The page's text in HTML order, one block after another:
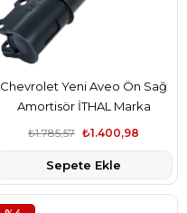
Chevrolet Yeni Aveo Ön Sağ
Amortisör İTHAL Marka
₺1.400,98
₺1.785,57
Sepete Ekle